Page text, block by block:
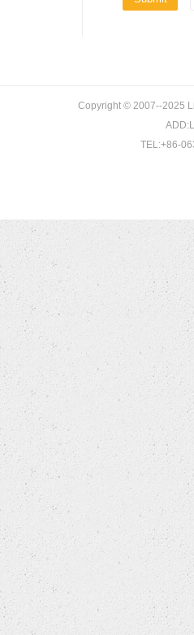
Copyright © 2007--2025
TEL:+86-